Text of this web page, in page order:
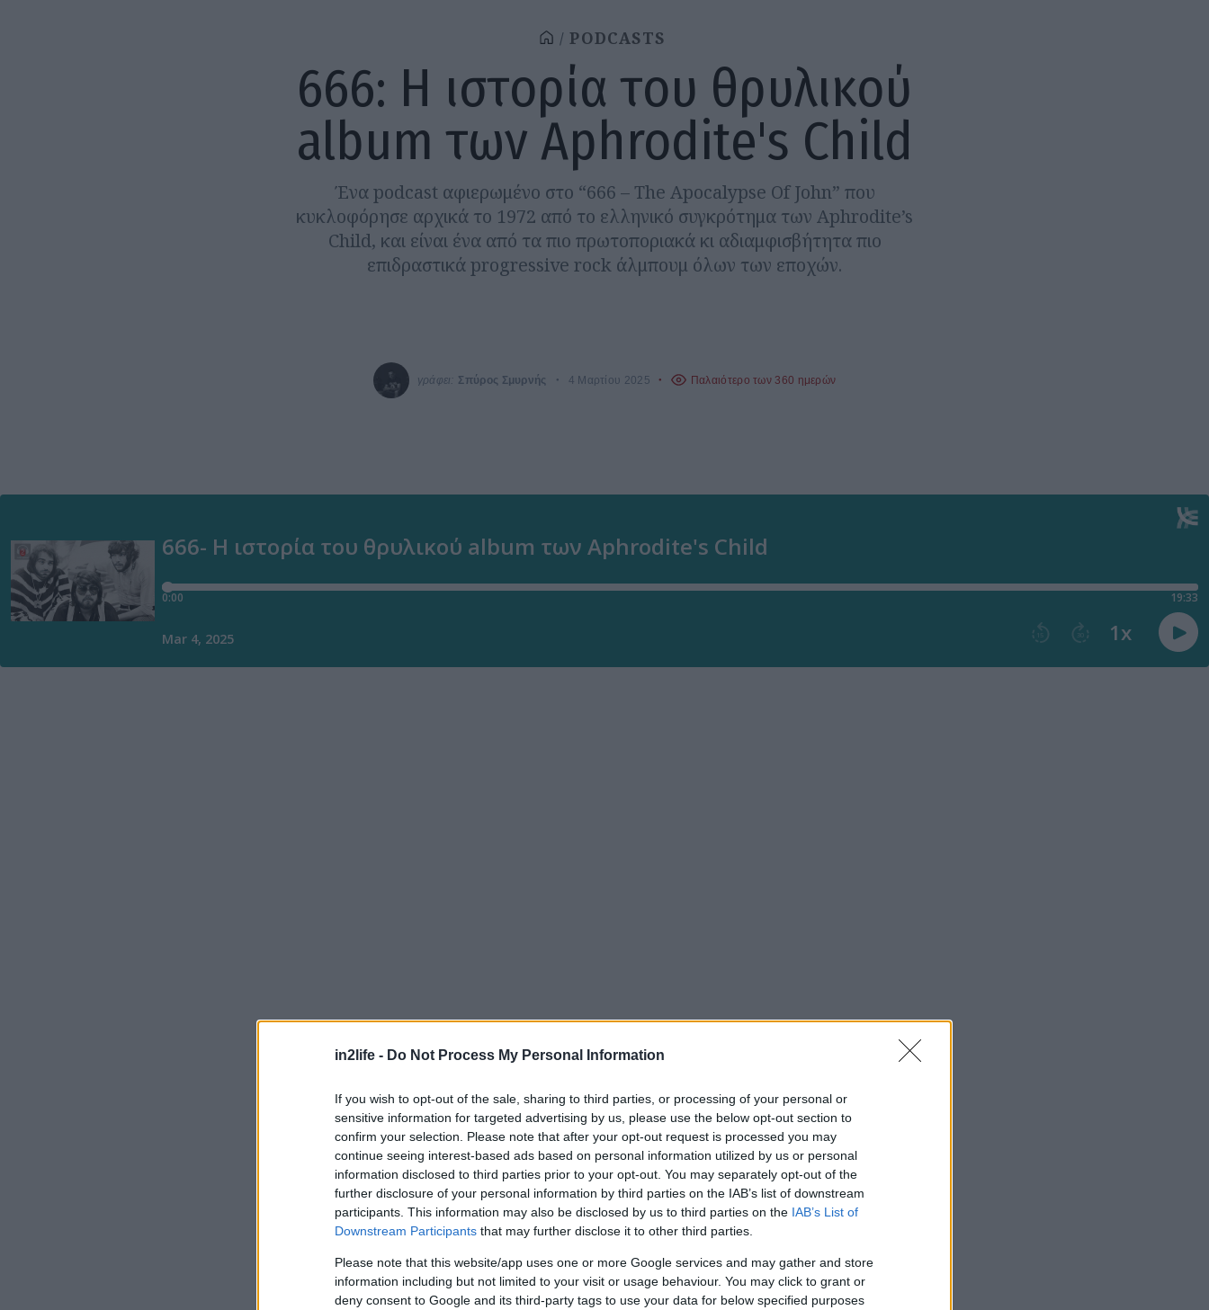
in2life - Do Not Process My Personal Information
If you wish to opt-out of the sale, sharing to third parties, or processing of your personal or
sensitive information for targeted advertising by us, please use the below opt-out section to
confirm your selection. Please note that after your opt-out request is processed you may
continue seeing interest-based ads based on personal information utilized by us or personal
information disclosed to third parties prior to your opt-out. You may separately opt-out of the
further disclosure of your personal information by third parties on the IAB’s list of downstream
participants. This information may also be disclosed by us to third parties on the IAB’s List of
Downstream Participants that may further disclose it to other third parties.
Please note that this website/app uses one or more Google services and may gather and store
information including but not limited to your visit or usage behaviour. You may click to grant or
deny consent to Google and its third-party tags to use your data for below specified purposes
PODCASTS
666: H ιστορία του θρυλικού
album των Aphrodite's Child
Ένα podcast αφιερωμένο στο “666 – The Apocalypse Of John” που
κυκλοφόρησε αρχικά το 1972 από το ελληνικό συγκρότημα των Aphrodite’s
Child, και είναι ένα από τα πιο πρωτοποριακά κι αδιαμφισβήτητα πιο
επιδραστικά progressive rock άλμπουμ όλων των εποχών.
γράφει: Σπύρος Σμυρνής 4 Μαρτίου 2025 Παλαιότερο των 360 ημερών